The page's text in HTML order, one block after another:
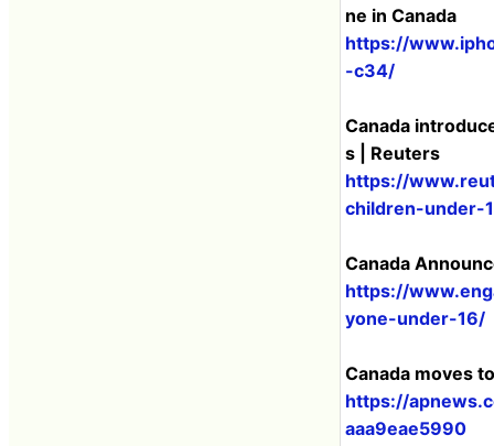
ne in Canada
https://
-c34/
Canada
s | Reuters
https://
children-under-
Canada
https://
yone-under-16/
Canada moves
https://
aaa9eae5990